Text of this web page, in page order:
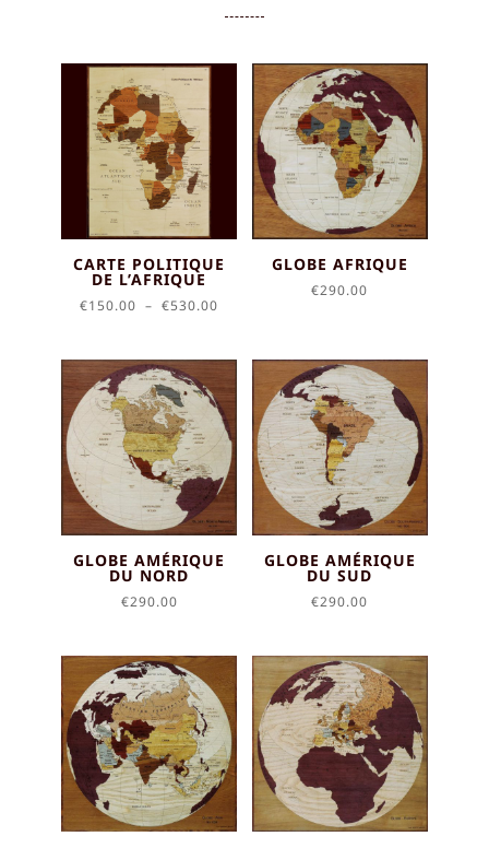
CARTE POLITIQUE
DE L’AFRIQUE
€150.00 – €530.00
à
€530.00
GLOBE AFRIQUE
€290.00
GLOBE AMÉRIQUE
DU NORD
€290.00
GLOBE AMÉRIQUE
DU SUD
€290.00